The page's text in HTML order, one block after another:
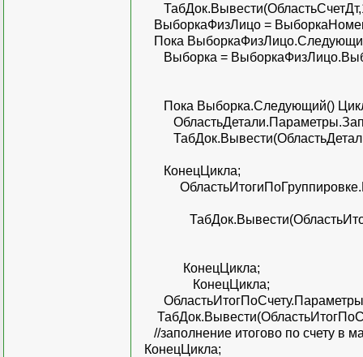
ВыборкаФизЛицо =
Пока
Выборка =
Пока Выборка.Следующий()
КонецЦикла;
КонецЦикла;
КонецЦикла;
//заполнение итогово по счету в
КонецЦикла;